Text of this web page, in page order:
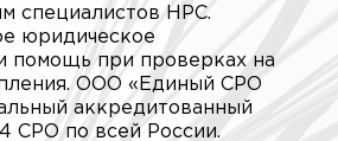
специалистов НРС.
юридическое
помощь при проверках на
ООО «Единый СРО
аккредитованный
СРО по всей России.